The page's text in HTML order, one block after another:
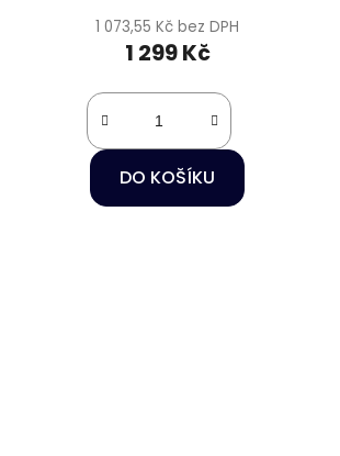
1 073,55 Kč bez DPH
1 299 Kč
DO KOŠÍKU